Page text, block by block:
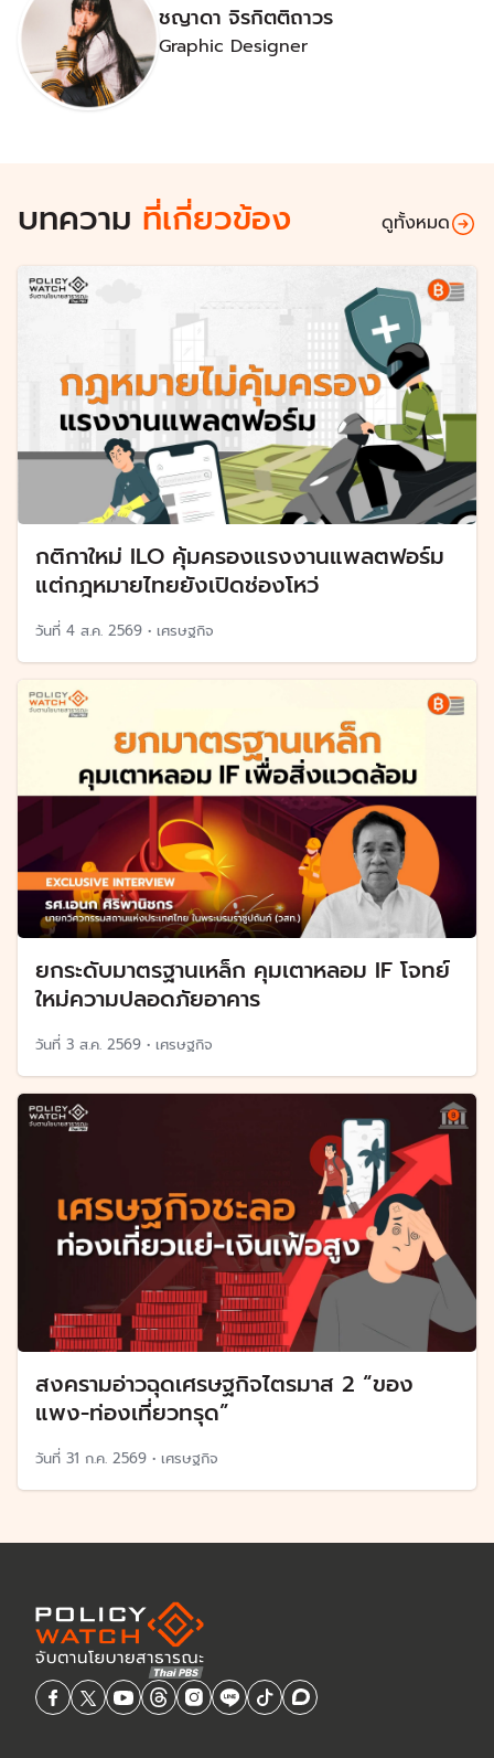
ชญาดา จิรกิตติถาวร
Graphic Designer
บทความ ที่เกี่ยวข้อง ดูทั้งหมด
กติกาใหม่ ILO คุ้มครองแรงงานแพลตฟอร์ม
แต่กฎหมายไทยยังเปิดช่องโหว่
วันที่ 4 ส.ค. 2569 • เศรษฐกิจ
ยกระดับมาตรฐานเหล็ก คุมเตาหลอม IF โจทย์
ใหม่ความปลอดภัยอาคาร
วันที่ 3 ส.ค. 2569 • เศรษฐกิจ
สงครามอ่าวฉุดเศรษฐกิจไตรมาส 2 “ของ
แพง-ท่องเที่ยวทรุด”
วันที่ 31 ก.ค. 2569 • เศรษฐกิจ